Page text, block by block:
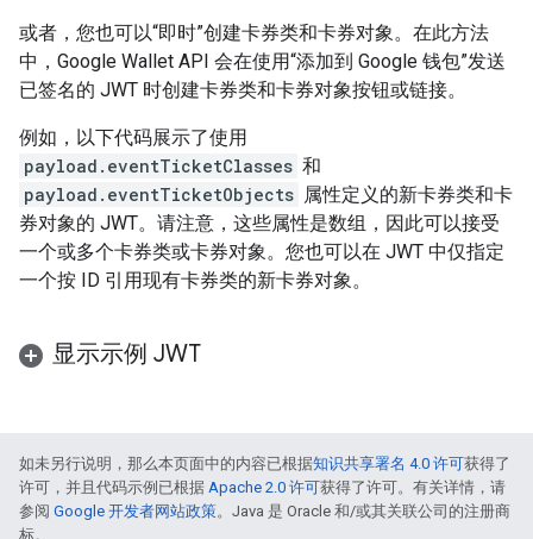
或者，您也可以“即时”创建卡券类和卡券对象。在此方法
中，Google Wallet API 会在使用“添加到 Google 钱包”发送
已签名的 JWT 时创建卡券类和卡券对象按钮或链接。
例如，以下代码展示了使用
payload.eventTicketClasses 和
payload.eventTicketObjects 属性定义的新卡券类和卡
券对象的 JWT。请注意，这些属性是数组，因此可以接受
一个或多个卡券类或卡券对象。您也可以在 JWT 中仅指定
一个按 ID 引用现有卡券类的新卡券对象。
显示示例 JWT
如未另行说明，那么本页面中的内容已根据知识共享署名 4.0 许可获得了
许可，并且代码示例已根据 Apache 2.0 许可获得了许可。有关详情，请
参阅 Google 开发者网站政策。Java 是 Oracle 和/或其关联公司的注册商
标。